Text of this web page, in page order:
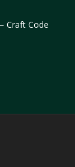
Craft Code